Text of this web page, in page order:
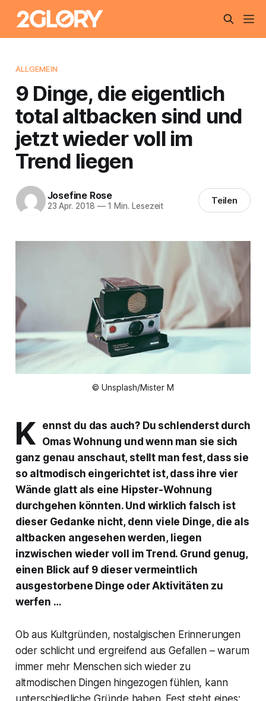
ALLGEMEIN
9 Dinge, die eigentlich
total altbacken sind und
jetzt wieder voll im
Trend liegen
Josefine Rose
23 Apr. 2018 —1 Min. Lesezeit Teilen
© Unsplash/Mister M
K ennst du das auch? Du schlenderst durch
Omas Wohnung und wenn man sie sich
ganz genau anschaut, stellt man fest, dass sie
so altmodisch eingerichtet ist, dass ihre vier
Wände glatt als eine Hipster-Wohnung
durchgehen könnten. Und wirklich falsch ist
dieser Gedanke nicht, denn viele Dinge, die als
altbacken angesehen werden, liegen
inzwischen wieder voll im Trend. Grund genug,
einen Blick auf 9 dieser vermeintlich
ausgestorbene Dinge oder Aktivitäten zu
werfen …
Ob aus Kultgründen, nostalgischen Erinnerungen
oder schlicht und ergreifend aus Gefallen – warum
immer mehr Menschen sich wieder zu
altmodischen Dingen hingezogen fühlen, kann